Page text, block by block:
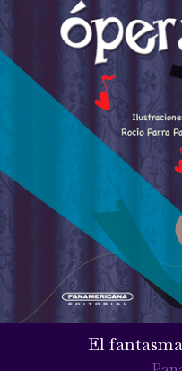
El